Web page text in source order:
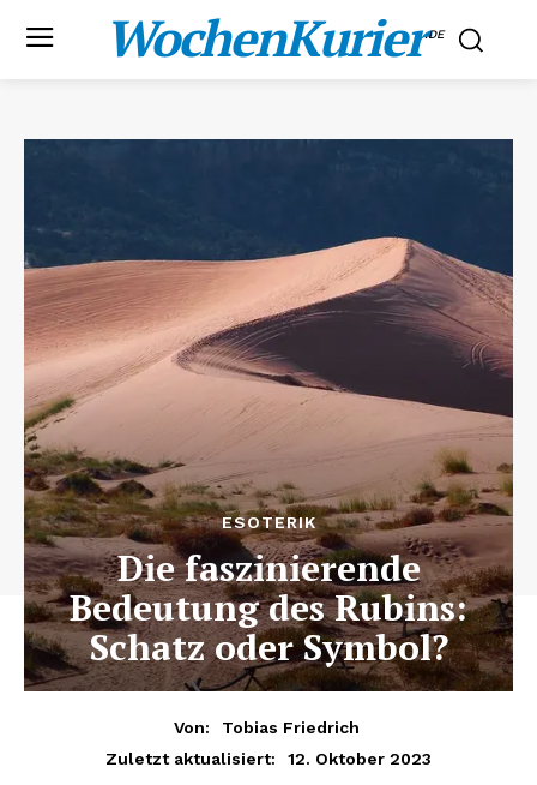
WochenKurier.DE
ESOTERIK
Die faszinierende
Bedeutung des Rubins:
Schatz oder Symbol?
Von:
Tobias Friedrich
Zuletzt aktualisiert:
12. Oktober 2023